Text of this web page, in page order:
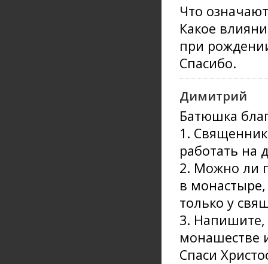
Что
Какое
при
Спасибо.
Димитрий
Батюшка
1.
работать на
2. Можно ли
в
только у
3. Напишите,
монашестве
Спаси